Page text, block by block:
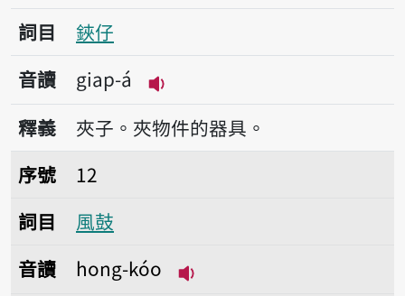
詞目
鋏仔
音讀
giap-á
播放音讀giap-á
釋義
夾子。夾物件的器具。
序號12風鼓
序號
12
詞目
風鼓
音讀
hong-kóo